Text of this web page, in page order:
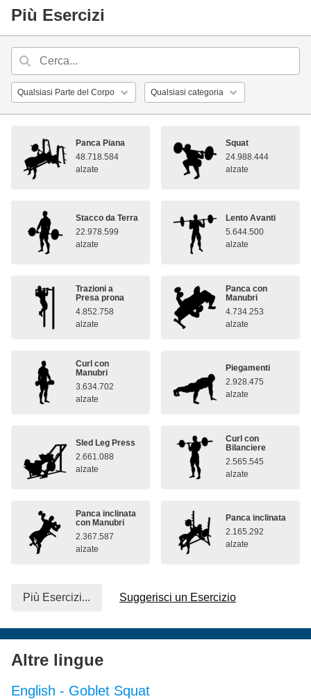
Più Esercizi
Panca Piana
48.718.584
alzate
Squat
24.988.444
alzate
Stacco da Terra
22.978.599
alzate
Lento Avanti
5.644.500
alzate
Trazioni a
Presa prona
4.852.758
alzate
Panca con
Manubri
4.734.253
alzate
Curl con
Manubri
3.634.702
alzate
Piegamenti
2.928.475
alzate
Sled Leg Press
2.661.088
alzate
Curl con
Bilanciere
2.565.545
alzate
Panca inclinata
con Manubri
2.367.587
alzate
Panca inclinata
2.165.292
alzate
Più Esercizi... Suggerisci un Esercizio
Altre lingue
English - Goblet Squat